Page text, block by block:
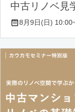
中古リノベ見
8月9日(日)